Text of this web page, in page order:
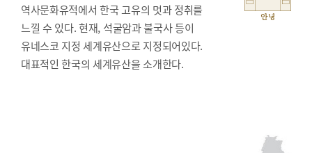
역사문화유적에서 한국 고유의 멋과 정취를
느낄 수 있다. 현재, 석굴암과 불국사 등이
유네스코 지정 세계유산으로 지정되어있다.
대표적인 한국의 세계유산을 소개한다.
안녕